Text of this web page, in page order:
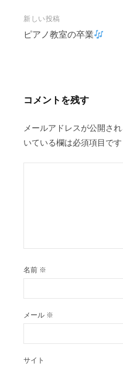
ビ
ゲ
ン
新しい投稿
ピアノ教室の卒業
コメントを残す
メールアドレスが公開さ
いている欄は必須項目です
名前 ※
メール ※
サイト